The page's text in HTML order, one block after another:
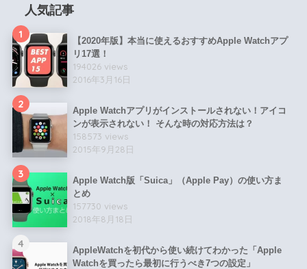
人気記事
1
【2020年版】本当に使えるおすすめApple Watchアプ
リ17選！
194026 views
2016年3月16日
2
Apple Watchアプリがインストールされない！アイコ
ンが表示されない！ そんな時の対応方法は？
158573 views
2015年9月28日
3
Apple Watch版「Suica」（Apple Pay）の使い方ま
とめ
157730 views
2018年8月18日
4
AppleWatchを初代から使い続けてわかった「Apple
Watchを買ったら最初に行うべき7つの設定」